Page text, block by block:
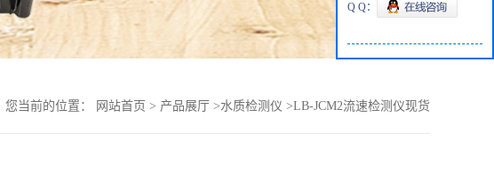
您当前的位置： 网站首页 > 产品展厅 >水质检测仪 >LB-JCM2流速检测仪现货
Q Q：